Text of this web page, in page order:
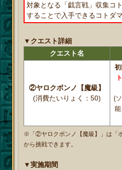
対象となる「戯言戦」収集コ
することで入手できるコトダマ
▼クエスト詳細
クエスト名
②ヤロクボンノ【魔級】
(消費たいりょく：50)
初
(
※「②ヤロクボンノ【魔級】」は「
から挑戦できます。
▼実施期間